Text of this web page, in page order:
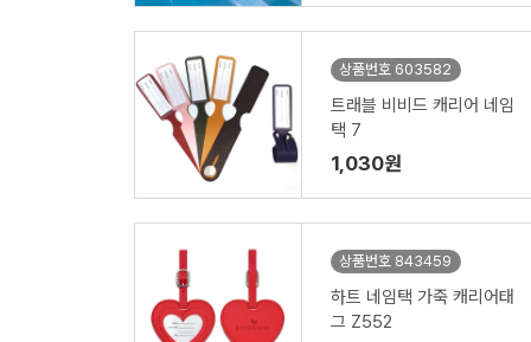
상품번호 603582
트래블 비비드 캐리어 네임
택 7
1,030원
상품번호 843459
하트 네임택 가죽 캐리어태
그 Z552